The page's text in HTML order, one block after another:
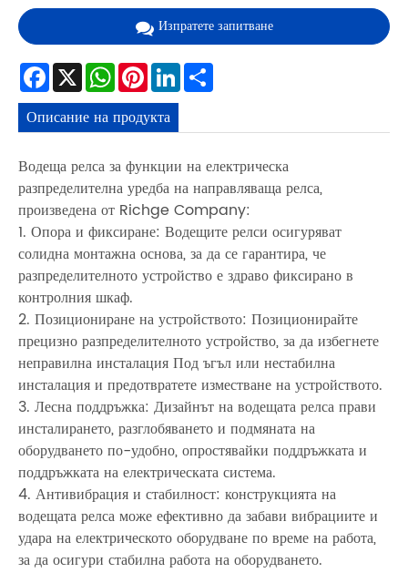
Изпратете запитване
Facebook
X WhatsApp
Pinterest
LinkedIn
Описание на продукта
Водеща релса за функции на електрическа
разпределителна уредба на направляваща релса,
произведена от Richge Company:
1. Опора и фиксиране: Водещите релси осигуряват
солидна монтажна основа, за да се гарантира, че
разпределителното устройство е здраво фиксирано в
контролния шкаф.
2. Позициониране на устройството: Позиционирайте
прецизно разпределителното устройство, за да избегнете
неправилна инсталация Под ъгъл или нестабилна
инсталация и предотвратете изместване на устройството.
3. Лесна поддръжка: Дизайнът на водещата релса прави
инсталирането, разглобяването и подмяната на
оборудването по-удобно, опростявайки поддръжката и
поддръжката на електрическата система.
4. Антивибрация и стабилност: конструкцията на
водещата релса може ефективно да забави вибрациите и
удара на електрическото оборудване по време на работа,
за да осигури стабилна работа на оборудването.